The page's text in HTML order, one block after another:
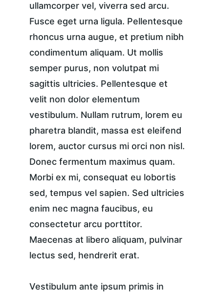
ullamcorper vel, viverra sed arcu.
Fusce eget urna ligula. Pellentesque
rhoncus urna augue, et pretium nibh
condimentum aliquam. Ut mollis
semper purus, non volutpat mi
sagittis ultricies. Pellentesque et
velit non dolor elementum
vestibulum. Nullam rutrum, lorem eu
pharetra blandit, massa est eleifend
lorem, auctor cursus mi orci non nisl.
Donec fermentum maximus quam.
Morbi ex mi, consequat eu lobortis
sed, tempus vel sapien. Sed ultricies
enim nec magna faucibus, eu
consectetur arcu porttitor.
Maecenas at libero aliquam, pulvinar
lectus sed, hendrerit erat.
Vestibulum ante ipsum primis in